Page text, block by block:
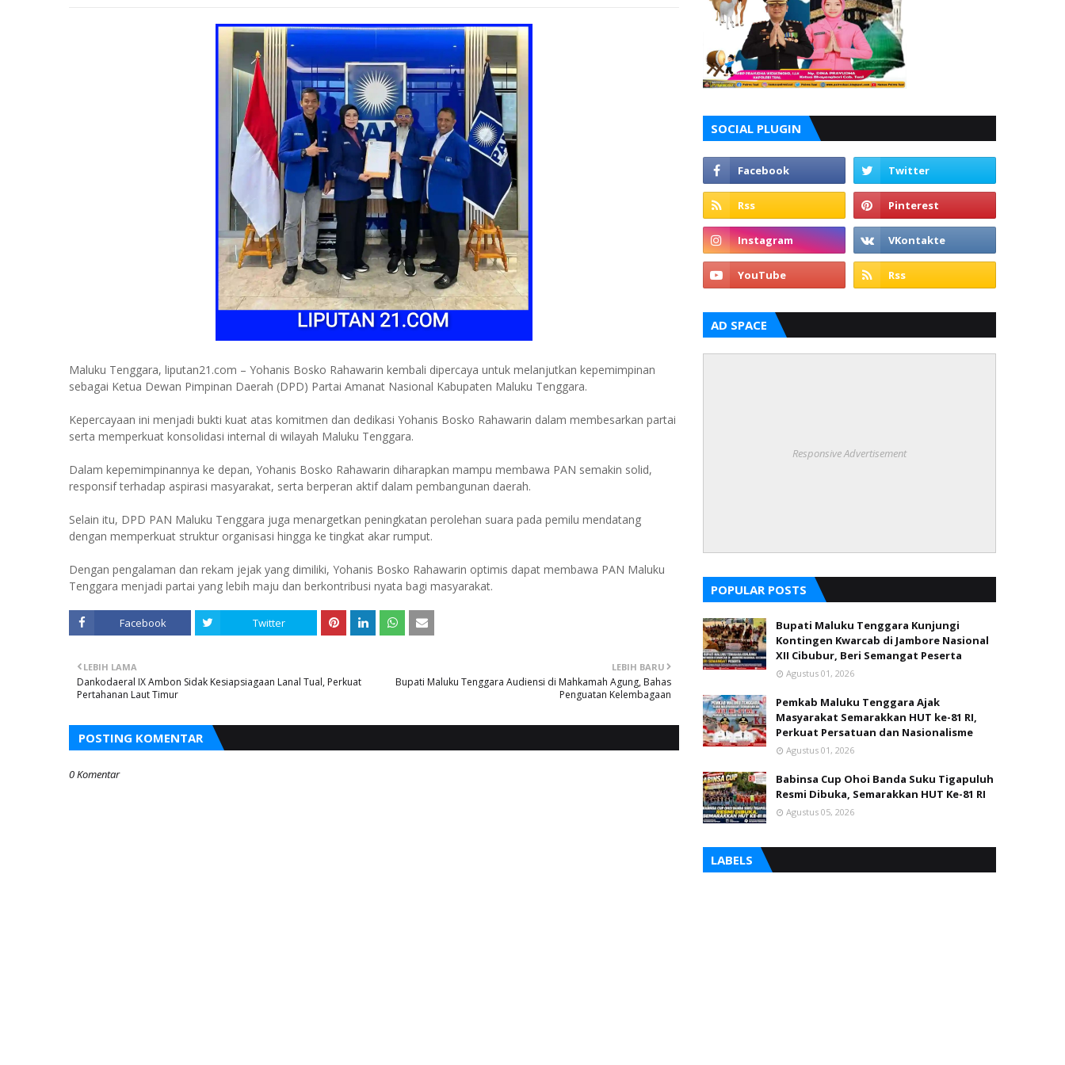
Maluku Tenggara, liputan21.com – Yohanis Bosko Rahawarin kembali dipercaya untuk melanjutkan kepemimpinan
sebagai Ketua Dewan Pimpinan Daerah (DPD) Partai Amanat Nasional Kabupaten Maluku Tenggara.
Kepercayaan ini menjadi bukti kuat atas komitmen dan dedikasi Yohanis Bosko Rahawarin dalam membesarkan partai
serta memperkuat konsolidasi internal di wilayah Maluku Tenggara.
Dalam kepemimpinannya ke depan, Yohanis Bosko Rahawarin diharapkan mampu membawa PAN semakin solid,
responsif terhadap aspirasi masyarakat, serta berperan aktif dalam pembangunan daerah.
Selain itu, DPD PAN Maluku Tenggara juga menargetkan peningkatan perolehan suara pada pemilu mendatang
dengan memperkuat struktur organisasi hingga ke tingkat akar rumput.
Dengan pengalaman dan rekam jejak yang dimiliki, Yohanis Bosko Rahawarin optimis dapat membawa PAN Maluku
Tenggara menjadi partai yang lebih maju dan berkontribusi nyata bagi masyarakat.
Facebook Twitter
LEBIH BARU
Bupati Maluku Tenggara Audiensi di Mahkamah Agung, Bahas
Penguatan Kelembagaan
LEBIH LAMA
Dankodaeral IX Ambon Sidak Kesiapsiagaan Lanal Tual, Perkuat
Pertahanan Laut Timur
POSTING KOMENTAR
0 Komentar
SOCIAL PLUGIN
AD SPACE
Responsive Advertisement
POPULAR POSTS
Bupati Maluku Tenggara Kunjungi
Kontingen Kwarcab di Jambore Nasional
XII Cibubur, Beri Semangat Peserta
Agustus 01, 2026
Pemkab Maluku Tenggara Ajak
Masyarakat Semarakkan HUT ke-81 RI,
Perkuat Persatuan dan Nasionalisme
Agustus 01, 2026
Babinsa Cup Ohoi Banda Suku Tigapuluh
Resmi Dibuka, Semarakkan HUT Ke-81 RI
Agustus 05, 2026
LABELS